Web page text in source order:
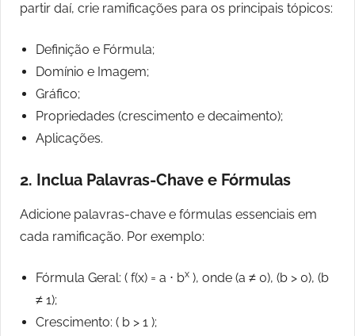
partir daí, crie ramificações para os principais tópicos:
Definição e Fórmula;
Domínio e Imagem;
Gráfico;
Propriedades (crescimento e decaimento);
Aplicações.
2. Inclua Palavras-Chave e Fórmulas
Adicione palavras-chave e fórmulas essenciais em
cada ramificação. Por exemplo:
Fórmula Geral: ( f(x) = a ⋅ bx ), onde (a ≠ 0), (b > 0), (b
≠ 1);
Crescimento: ( b > 1 );